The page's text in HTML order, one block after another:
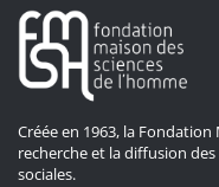
Créée en 1963, la
recherche et la diffusion
sociales.